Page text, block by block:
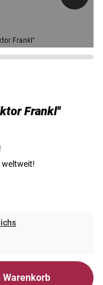
Frankl''
Frankl''
weltweit!
Warenkorb